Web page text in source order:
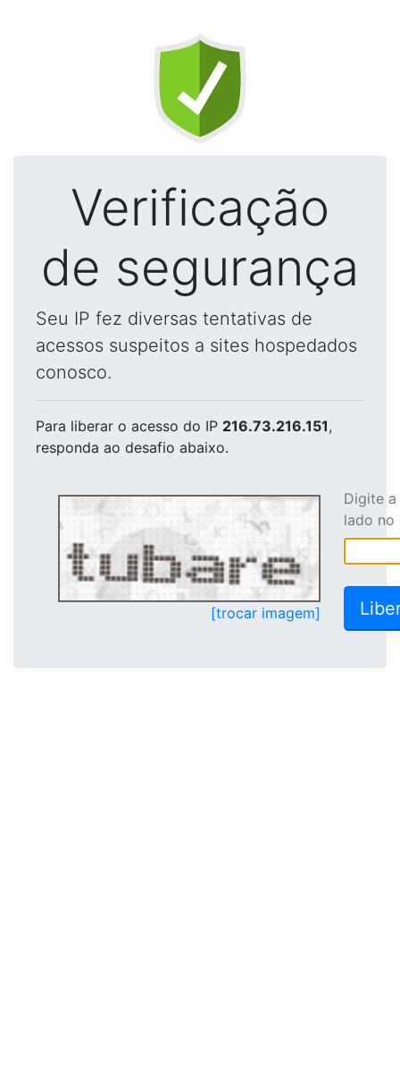
Verificação
de segurança
Seu IP fez diversas tentativas de
acessos suspeitos a sites hospedados
conosco.
Para liberar o acesso do IP 216.73.216.151,
responda ao desafio abaixo.
[trocar imagem]
Digite
lado no